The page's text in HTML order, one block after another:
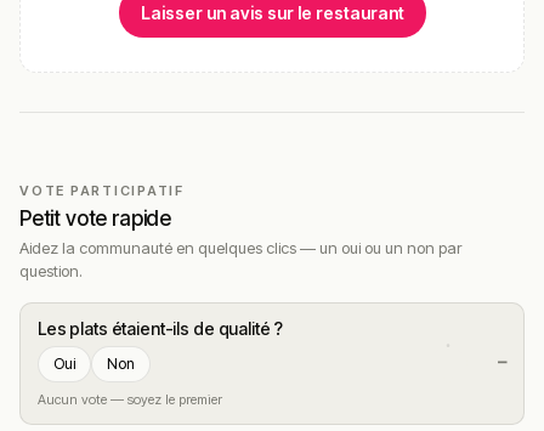
Laisser un avis sur le restaurant
VOTE PARTICIPATIF
Petit vote rapide
Aidez la communauté en quelques clics — un oui ou un non par
question.
Les plats étaient-ils de qualité ?
Oui Non
Aucun vote — soyez le premier
—